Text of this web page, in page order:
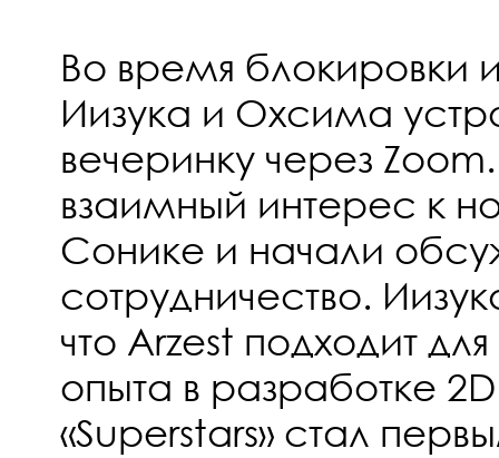
Во время блокировки
Иизука и Охсима
вечеринку через
взаимный интерес к
Сонике и начали
сотрудничество.
что Arzest подходит
опыта в разработке
«Superstars» стал